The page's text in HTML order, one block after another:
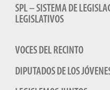
SPL – SISTEMA DE
LEGISLATIVOS
VOCES DEL RECINTO
DIPUTADOS DE LOS